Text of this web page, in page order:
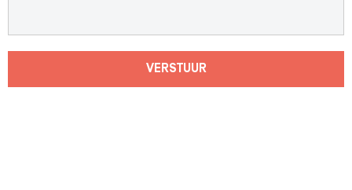
VERSTUUR